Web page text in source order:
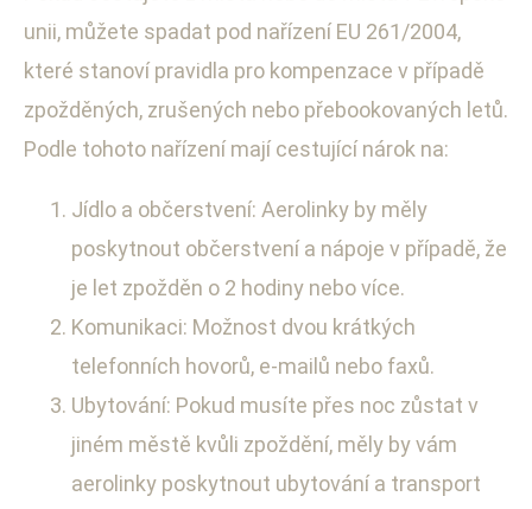
unii, můžete spadat pod nařízení EU 261/2004,
které stanoví pravidla pro kompenzace v případě
zpožděných, zrušených nebo přebookovaných letů.
Podle tohoto nařízení mají cestující nárok na:
Jídlo a občerstvení: Aerolinky by měly
poskytnout občerstvení a nápoje v případě, že
je let zpožděn o 2 hodiny nebo více.
Komunikaci: Možnost dvou krátkých
telefonních hovorů, e-mailů nebo faxů.
Ubytování: Pokud musíte přes noc zůstat v
jiném městě kvůli zpoždění, měly by vám
aerolinky poskytnout ubytování a transport